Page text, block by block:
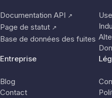
Documentation API ↗
Page de statut ↗
Base de données des fuites
Entreprise
Blog
Contact